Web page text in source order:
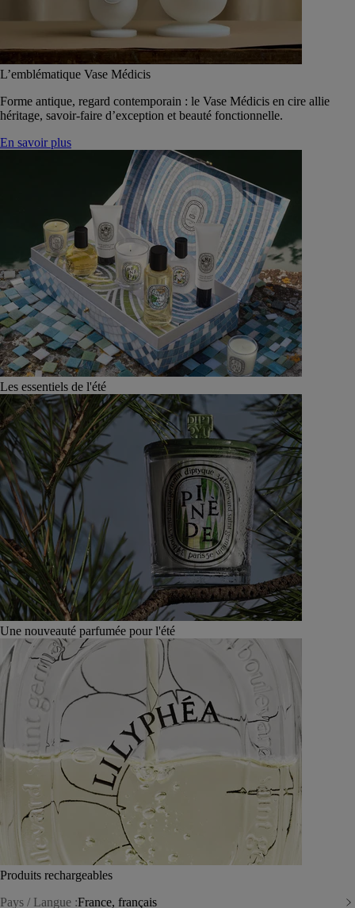
L’emblématique Vase Médicis
Forme antique, regard contemporain : le Vase Médicis en cire allie
héritage, savoir-faire d’exception et beauté fonctionnelle.
En savoir plus
Les essentiels de l'été
Une nouveauté parfumée pour l'été
Produits rechargeables
Pays / Langue :France, français